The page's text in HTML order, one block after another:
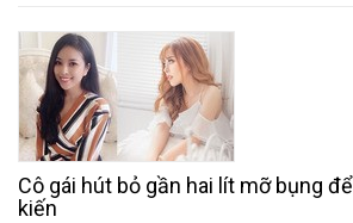
Cô gái hút bỏ gần hai lít mỡ bụng
kiến